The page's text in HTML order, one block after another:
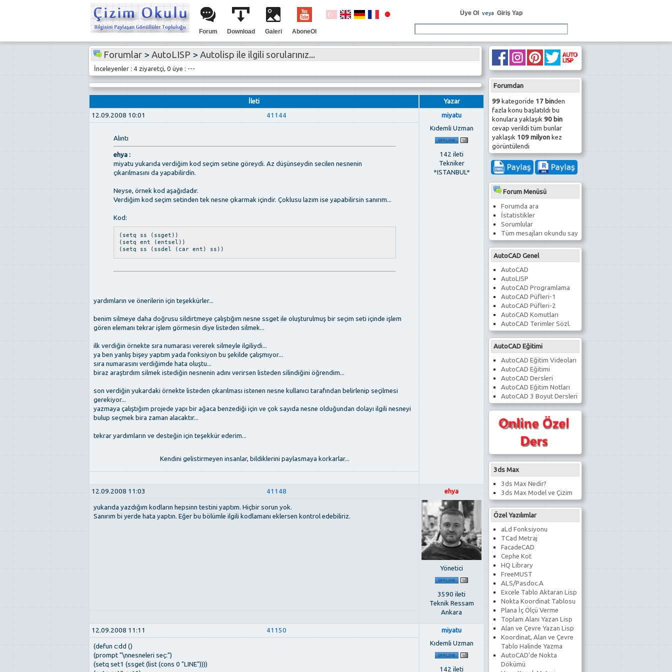
Forum Download Galeri AboneOl
Üye Ol veya Giriş Yap
Forumdan
99kategoride 17 binden
fazla konu başlatıldı bu
konulara yaklaşık 90 bin
cevap verildi tüm bunlar
yaklaşık 109 milyonkez
görüntülendi
Forum Menüsü
Forumda ara
İstatistikler
Sorumlular
Tüm mesajları okundu say
AutoCAD Genel
AutoCAD
AutoLISP
AutoCAD Programlama
AutoCAD Püfleri-1
AutoCAD Püfleri-2
AutoCAD Komutları
AutoCAD Terimler Sözl.
AutoCAD Eğitimi
AutoCAD Eğitim Videoları
AutoCAD Eğitimi
AutoCAD Dersleri
AutoCAD Eğitim Notları
AutoCAD 3 Boyut Dersleri
3ds Max
3ds Max Nedir?
3ds Max Model ve Çizim
Özel Yazılımlar
aLd Fonksiyonu
TCad Metraj
FacadeCAD
Cephe Kot
HQ Library
FreeMUST
ALS/Pasdoc.A
Excele Tablo Aktaran Lisp
Nokta Koordinat Tablosu
Plana İç Ölçü Verme
Toplam Alanı Yazan Lisp
Alan ve Çevre Yazan Lisp
Koordinat, Alan ve Çevre
Tablo Halinde Yazma
AutoCAD'de Nokta
Dökümü
Forumlar> AutoLISP > Autolisp ile ilgili sorularınız...
İnceleyenler : 4 ziyaretçi, 0 üye : ---
İleti
Yazar
12.09.2008 10:01
41144
miyatu
Kıdemli Uzman
142 ileti
Tekniker
*ISTANBUL*
Alıntı
ehya :
miyatu yukarıda verdiğim kod seçim setine göreydi. Az düşünseydin secilen nesnenin
çıkarılmasını da yapabilirdin.
Neyse, örnek kod aşağıdadır.
Verdiğim kod seçim setinden tek nesne çıkarmak içindir. Çoklusu lazım ise yapabilirsin sanırım...
Kod:
(setq ss (ssget))
(setq ent (entsel))
(setq ss (ssdel (car ent) ss))
yardımların ve önerilerin için teşekkürler...
benim silmeye daha doğrusu sildirtmeye çalıştığım nesne ssget ile oluşturulmuş bir seçim seti içinde işlem
gören elemanı tekrar işlem görmesin diye listeden silmek...
ilk verdiğin örnekte sıra numarası vererek silmeyle ilgiliydi...
ya ben yanlış bişey yaptım yada fonksiyon bu şekilde çalışmıyor...
sıra numarasını verdiğimde hata oluştu...
biraz araştırdım silmek istediğin nesnenin adını verirsen listeden silindiğini öğrendim...
son verdiğin yukardaki örnekte listeden çıkarılması istenen nesne kullanıcı tarafından belirlenip seçilmesi
gerekiyor...
yazmaya çalıştığım projede yapı bir ağaca benzediği için ve çok sayıda nesne olduğundan dolayı ilgili nesneyi
bulup seçmek bira zaman alacaktır...
tekrar yardımların ve desteğin için teşekkür ederim...
Kendini gelistirmeyen insanlar, bildiklerini paylasmaya korkarlar...
12.09.2008 11:03 41148 ehya
Yönetici
3590 ileti
Teknik Ressam
Ankara
yukarıda yazdığım kodların hepsinn testini yaptım. Hiçbir sorun yok.
Sanırım bi yerde hata yaptın. Eğer bu bölümle ilgili kodlamanı eklersen kontrol edebiliriz.
12.09.2008 11:11 41150
miyatu
Kıdemli Uzman
142 ileti
(defun c:dd ()
(prompt "\nnesneleri seç:")
(setq set1 (ssget (list (cons 0 "LINE"))))